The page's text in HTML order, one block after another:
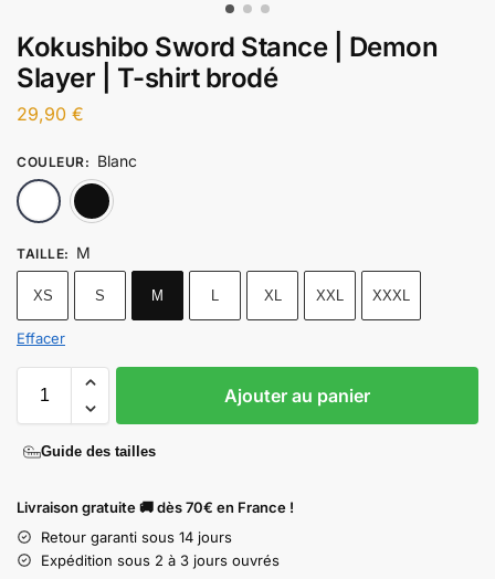
Kokushibo Sword Stance | Demon
Slayer | T-shirt brodé
29,90 €
COULEUR: Blanc
TAILLE: M
XS S M L XL XXL XXXL
Effacer
Ajouter au panier
Guide des tailles
Livraison gratuite 🚚 dès 70€ en France !
Retour garanti sous 14 jours
Expédition sous 2 à 3 jours ouvrés